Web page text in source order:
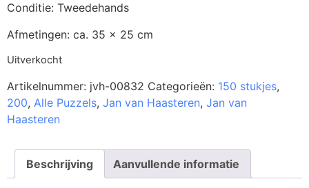
Conditie: Tweedehands
Afmetingen: ca. 35 x 25 cm
Uitverkocht
Artikelnummer: jvh-00832 Categorieën: 150 stukjes,
200, Alle Puzzels, Jan van Haasteren, Jan van
Haasteren
Beschrijving Aanvullende informatie